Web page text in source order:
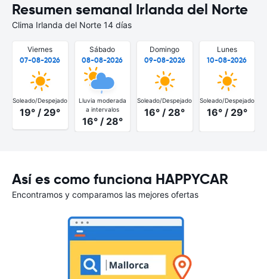
Resumen semanal Irlanda del Norte
Clima Irlanda del Norte 14 días
Viernes
07-08-2026
Soleado/Despejado
19° / 29°
Sábado
08-08-2026
Lluvia moderada
a intervalos
16° / 28°
Domingo
09-08-2026
Soleado/Despejado
16° / 28°
Lunes
10-08-2026
Soleado/Despejado
16° / 29°
Así es como funciona HAPPYCAR
Encontramos y comparamos las mejores ofertas